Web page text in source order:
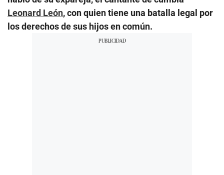
Leonard León, con quien tiene una batalla legal por
los derechos de sus hijos en común.